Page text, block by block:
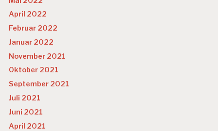
April 2022
Februar 2022
Januar 2022
November 2021
Oktober 2021
September 2021
Juli 2021
Juni 2021
April 2021